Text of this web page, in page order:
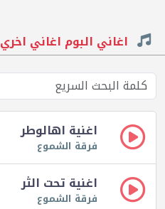
اغاني البوم اغاني اخري
اغنية اهالوطر
فرقة الشموع
اغنية تحت الثر
فرقة الشموع